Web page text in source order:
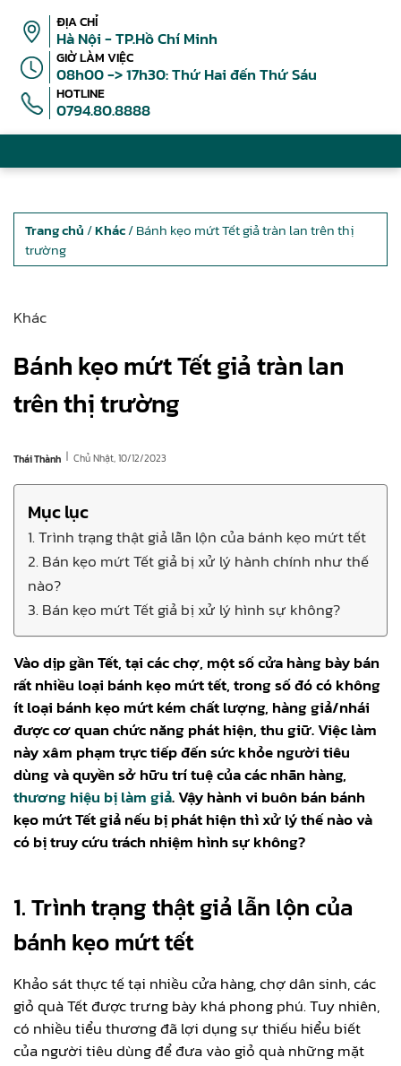
ĐỊA CHỈ
Hà Nội - TP.Hồ Chí Minh
GIỜ LÀM VIỆC
08h00 -> 17h30: Thứ Hai đến Thứ Sáu
HOTLINE
0794.80.8888
Trang chủ /Khác/ Bánh kẹo mứt Tết giả tràn lan trên thị
trường
Khác
Bánh kẹo mứt Tết giả tràn lan
trên thị trường
Thái Thành | Chủ Nhật, 10/12/2023
Mục lục
1. Trình trạng thật giả lẫn lộn của bánh kẹo mứt tết
2. Bán kẹo mứt Tết giả bị xử lý hành chính như thế
nào?
3. Bán kẹo mứt Tết giả bị xử lý hình sự không?
Vào dịp gần Tết, tại các chợ, một số cửa hàng bày bán
rất nhiều loại bánh kẹo mứt tết, trong số đó có không
ít loại bánh kẹo mứt kém chất lượng, hàng giả/nhái
được cơ quan chức năng phát hiện, thu giữ. Việc làm
này xâm phạm trực tiếp đến sức khỏe người tiêu
dùng và quyền sở hữu trí tuệ của các nhãn hàng,
thương hiệu bị làm giả. Vậy hành vi buôn bán bánh
kẹo mứt Tết giả nếu bị phát hiện thì xử lý thế nào và
có bị truy cứu trách nhiệm hình sự không?
1. Trình trạng thật giả lẫn lộn của
bánh kẹo mứt tết
Khảo sát thực tế tại nhiều cửa hàng, chợ dân sinh, các
giỏ quà Tết được trưng bày khá phong phú. Tuy nhiên,
có nhiều tiểu thương đã lợi dụng sự thiếu hiểu biết
của người tiêu dùng để đưa vào giỏ quà những mặt